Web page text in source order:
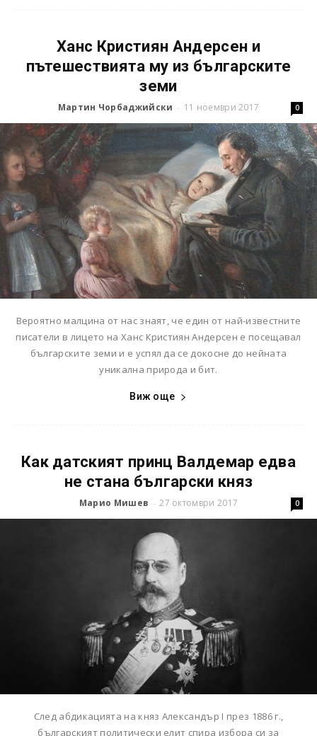
Ханс Кристиян Андерсен и
пътешествията му из българските
земи
Мартин Чорбаджийски - 11 ноември 2017 0
Вероятно малцина от нас знаят, че един от най-известните
писатели в лицето на Ханс Кристиян Андерсен e посещавал
българските земи и е успял да се докосне до нейната
уникална природа и бит.
Виж още
Как датският принц Валдемар едва
не стана български княз
Марио Мишев - 27 октомври 2017 0
След абдикацията на княз Александър I през 1886 г.,
българският политически елит спира избора си за